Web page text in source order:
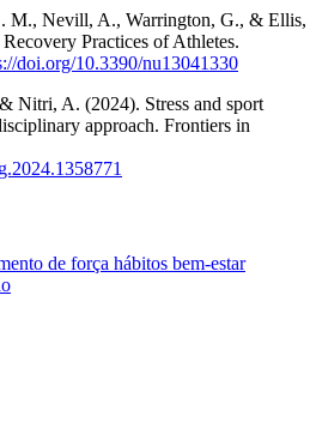
M., Nevill, A., Warrington, G., & Ellis,
Practices of Athletes.
doi.org/10.3390/nu13041330
Nitri, A. (2024). Stress and sport
approach. Frontiers in
de força hábitos bem-estar